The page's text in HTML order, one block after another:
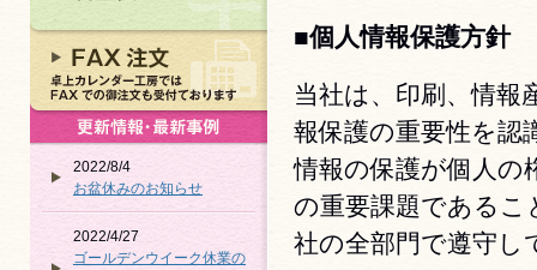
2022/8/4
お盆休みのお知らせ
2022/4/27
ゴールデンウイーク休業の
■個人情報保護方針
当社は、印刷、情報
報保護の重要性を認
情報の保護が個人の
の重要課題であるこ
社の全部門で遵守し